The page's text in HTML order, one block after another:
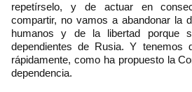
repetírselo, y de actuar en
compartir, no vamos a abandonar la
humanos y de la libertad porque
dependientes de Rusia. Y tenemos
rápidamente, como ha propuesto la
dependencia.